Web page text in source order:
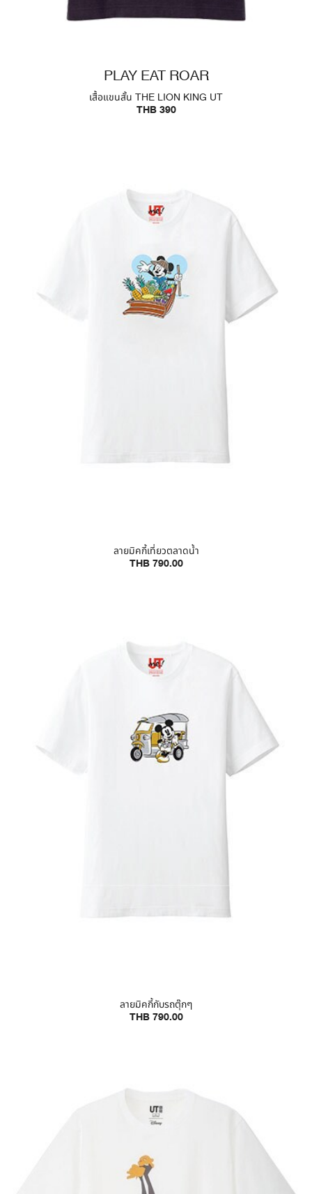
PLAY EAT ROAR
เสื้อแขนสั้น THE LION KING UT
THB 390
ลายมิคกี้เที่ยวตลาดน้ำ
THB 790.00
ลายมิคกี้กับรถตุ๊กๆ
THB 790.00